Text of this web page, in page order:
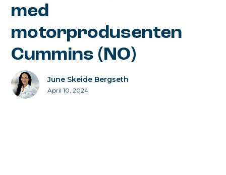
med
motorprodusenten
Cummins (NO)
June Skeide Bergseth
April 10, 2024